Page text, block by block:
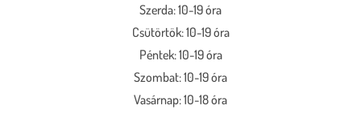
Szerda: 10-19 óra
Csütörtök: 10-19 óra
Péntek: 10-19 óra
Szombat: 10-19 óra
Vasárnap: 10-18 óra